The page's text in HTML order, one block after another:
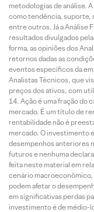
metodologias de análise.
como tendência, suporte,
entre outros. Já a Análise
resultados divulgados
forma, as opiniões dos
retornos dadas as
eventos específicos da
Analistas Técnicos, que
preços dos ativos, com
Ação é uma fração do
mercado. É um título de
rentabilidade não é
mercado. O investimento
desempenhos anteriores
futuros e nenhuma
feita neste material em
cenário macroeconômico,
podem afetar o
em significativas perdas
investimento é de médio-